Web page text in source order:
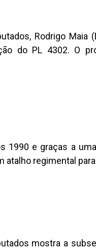
Rodrigo Maia
do PL 4302. O
1990 e graças a
regimental
mostra a